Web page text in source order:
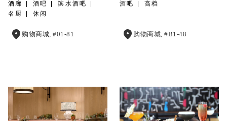
酒廊 酒吧
滨水酒吧
名厨
休闲
购物商城, #01-81
酒吧 高档
购物商城, #B1-48